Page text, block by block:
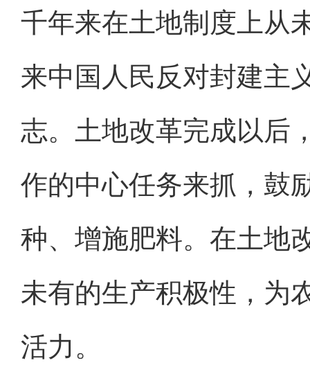
千年来在土地制度上从
来中国人民反对封建主
志。土地改革完成以后
作的中心任务来抓，鼓
种、增施肥料。在土地
未有的生产积极性，为
活力。